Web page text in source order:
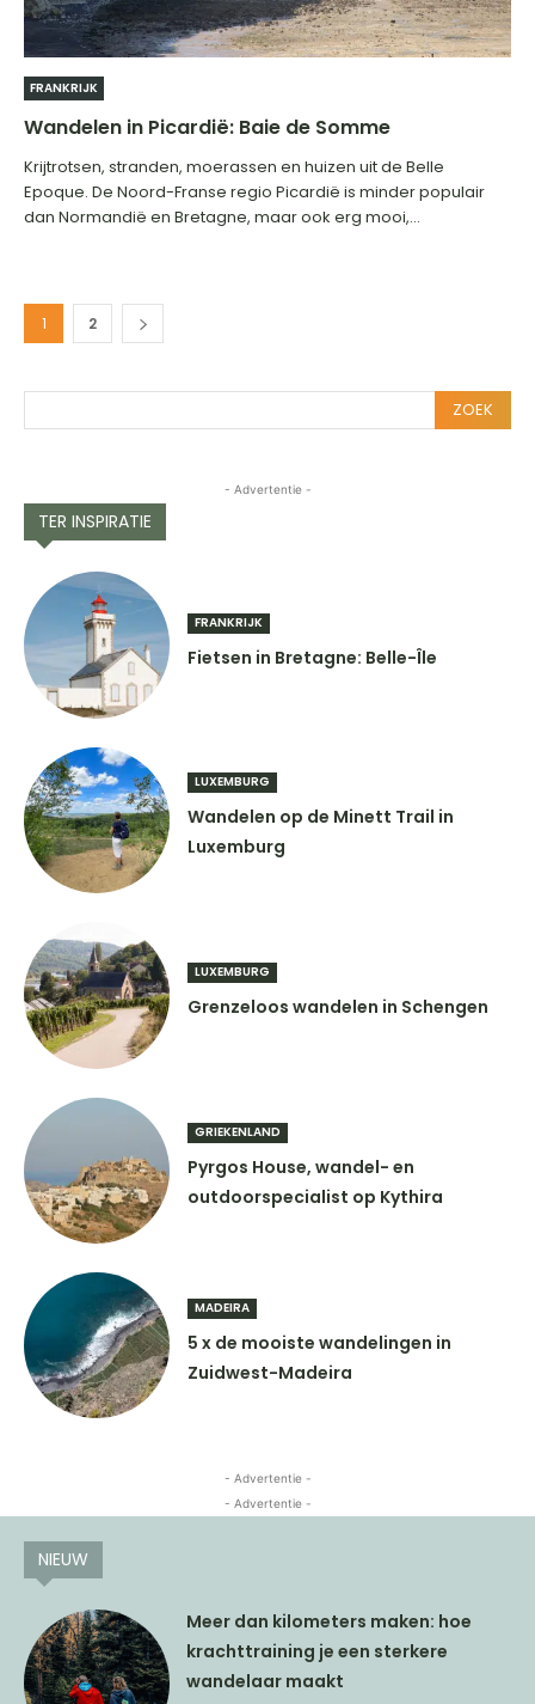
FRANKRIJK
Wandelen in Picardië: Baie de Somme
Krijtrotsen, stranden, moerassen en huizen uit de Belle
Epoque. De Noord-Franse regio Picardië is minder populair
dan Normandië en Bretagne, maar ook erg mooi,...
1 2
ZOEK
- Advertentie -
TER INSPIRATIE
FRANKRIJK
Fietsen in Bretagne: Belle-Île
LUXEMBURG
Wandelen op de Minett Trail in
Luxemburg
LUXEMBURG
Grenzeloos wandelen in Schengen
GRIEKENLAND
Pyrgos House, wandel- en
outdoorspecialist op Kythira
MADEIRA
5 x de mooiste wandelingen in
Zuidwest-Madeira
- Advertentie -
- Advertentie -
NIEUW
Meer dan kilometers maken: hoe
krachttraining je een sterkere
wandelaar maakt